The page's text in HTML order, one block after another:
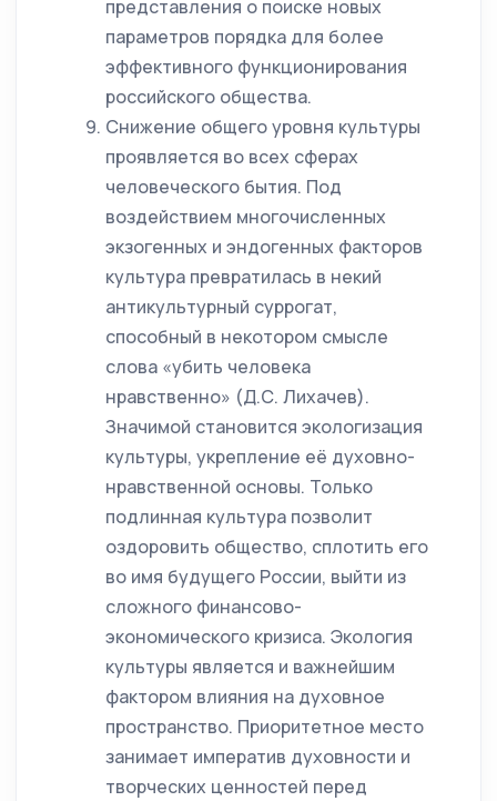
представления о поиске новых
параметров порядка для более
эффективного функционирования
российского общества.
Снижение общего уровня культуры
проявляется во всех сферах
человеческого бытия. Под
воздействием многочисленных
экзогенных и эндогенных факторов
культура превратилась в некий
антикультурный суррогат,
способный в некотором смысле
слова «убить человека
нравственно» (Д.С. Лихачев).
Значимой становится экологизация
культуры, укрепление её духовно-
нравственной основы. Только
подлинная культура позволит
оздоровить общество, сплотить его
во имя будущего России, выйти из
сложного финансово-
экономического кризиса. Экология
культуры является и важнейшим
фактором влияния на духовное
пространство. Приоритетное место
занимает императив духовности и
творческих ценностей перед